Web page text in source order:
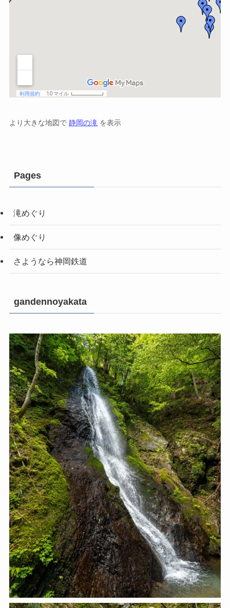
より大きな地図で 静岡の滝を表示
Pages
滝めぐり
像めぐり
さようなら神岡鉄道
gandennoyakata